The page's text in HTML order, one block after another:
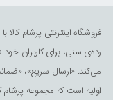
فروشگاه اینترنتی پرشام کالا
رده‌ی سنی، برای کاربران
می‌کند. «ارسال سریع»،
اولیه است که مجموعه پرشام